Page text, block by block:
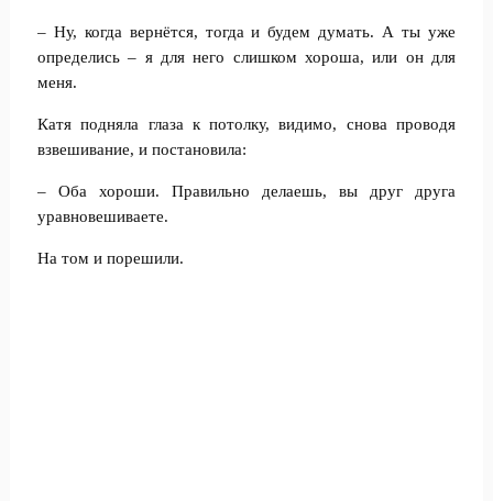
– Ну, когда вернётся, тогда и будем думать. А ты уже
определись – я для него слишком хороша, или он для
меня.
Катя подняла глаза к потолку, видимо, снова проводя
взвешивание, и постановила:
– Оба хороши. Правильно делаешь, вы друг друга
уравновешиваете.
На том и порешили.